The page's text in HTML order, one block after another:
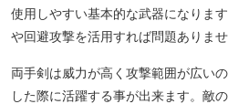
使用しやすい基本的な武器になりま
や回避攻撃を活用すれば問題ありませ
両手剣は威力が高く攻撃範囲が広い
した際に活躍する事が出来ます。敵